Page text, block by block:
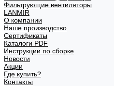
Фильтрующие вентиляторы
LANMIR
О компании
Наше производство
Сертификаты
Каталоги PDF
Инструкции по сборке
Новости
Акции
Где купить?
Контакты